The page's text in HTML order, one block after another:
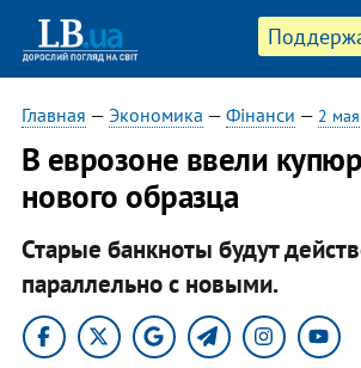
Главная — Экономика — Фінанси — 2
В еврозоне ввели
нового образца
Старые банкноты будут
параллельно с новыми.